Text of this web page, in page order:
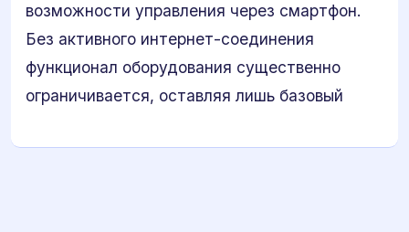
возможности управления через смартфон.
Без активного интернет-соединения
функционал оборудования существенно
ограничивается, оставляя лишь базовый